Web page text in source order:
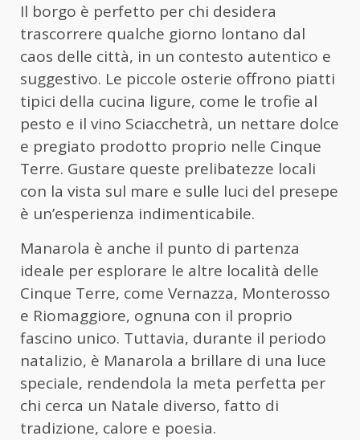
Il borgo è perfetto per chi desidera
trascorrere qualche giorno lontano dal
caos delle città, in un contesto autentico e
suggestivo. Le piccole osterie offrono piatti
tipici della cucina ligure, come le trofie al
pesto e il vino Sciacchetrà, un nettare dolce
e pregiato prodotto proprio nelle Cinque
Terre. Gustare queste prelibatezze locali
con la vista sul mare e sulle luci del presepe
è un’esperienza indimenticabile.
Manarola è anche il punto di partenza
ideale per esplorare le altre località delle
Cinque Terre, come Vernazza, Monterosso
e Riomaggiore, ognuna con il proprio
fascino unico. Tuttavia, durante il periodo
natalizio, è Manarola a brillare di una luce
speciale, rendendola la meta perfetta per
chi cerca un Natale diverso, fatto di
tradizione, calore e poesia.